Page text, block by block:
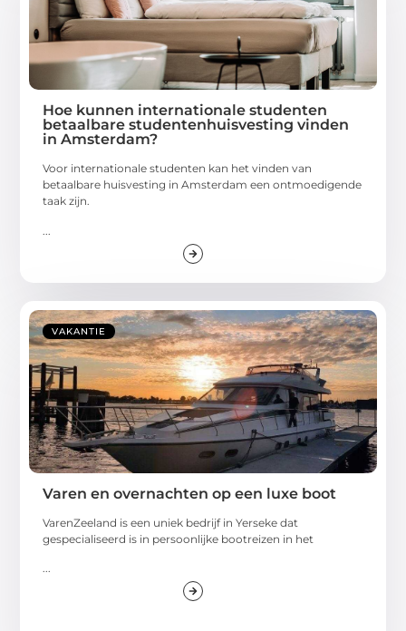
Hoe kunnen internationale studenten
betaalbare studentenhuisvesting vinden
in Amsterdam?
Voor internationale studenten kan het vinden van
betaalbare huisvesting in Amsterdam een ontmoedigende
taak zijn.
VAKANTIE
Varen en overnachten op een luxe boot
VarenZeeland is een uniek bedrijf in Yerseke dat
gespecialiseerd is in persoonlijke bootreizen in het
...